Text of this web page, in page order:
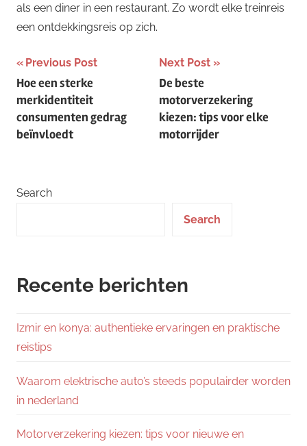
als een diner in een restaurant. Zo wordt elke treinreis
een ontdekkingsreis op zich.
Post
navigation
Previous Post
Hoe een sterke
merkidentiteit
consumenten gedrag
beïnvloedt
Next Post
De beste
motorverzekering
kiezen: tips voor elke
motorrijder
Search
Search
Recente berichten
Izmir en konya: authentieke ervaringen en praktische
reistips
Waarom elektrische auto’s steeds populairder worden
in nederland
Motorverzekering kiezen: tips voor nieuwe en